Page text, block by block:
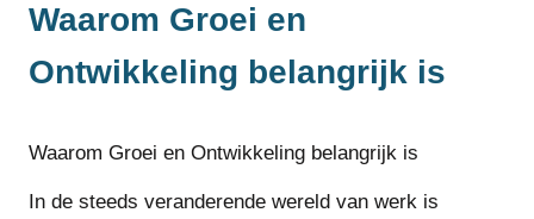
Waarom Groei en
Ontwikkeling belangrijk is
Waarom Groei en Ontwikkeling belangrijk is
In de steeds veranderende wereld van werk is